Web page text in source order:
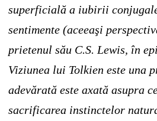
superficială a iubirii
sentimente (aceeaşi
prietenul său C.S. Lewis, în
Viziunea lui Tolkien este una
adevărată este axată asupra
sacrificarea instinctelor